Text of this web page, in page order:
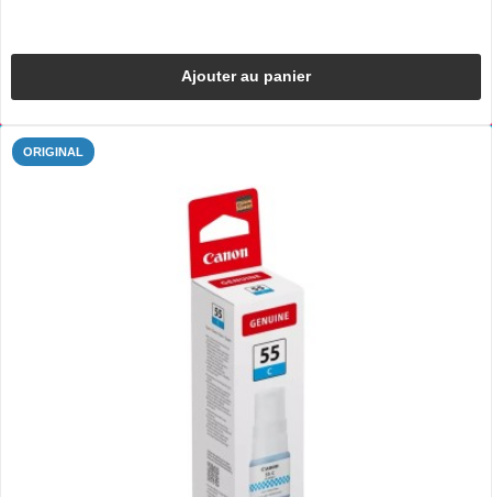
Ajouter au panier
ORIGINAL